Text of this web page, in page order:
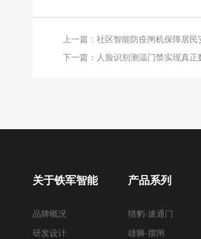
上一篇： 社区智能防疫闸机保障居民
下一篇： 人脸识别测温门禁实现真正
关于铁军智能
品牌概况
研发设计
产品系列
猎豹-速通门
雄狮-摆闸